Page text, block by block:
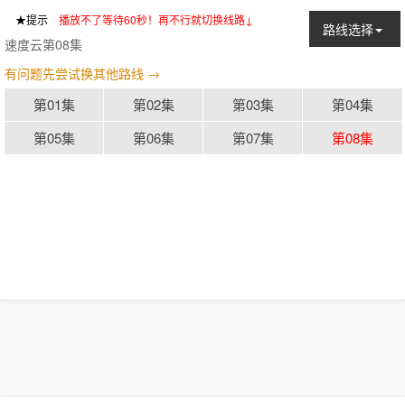
★提示 播放不了等待60秒！再不行就切换线路↓
路线选择
速度云第08集
有问题先尝试换其他路线 →
第01集 第02集 第03集
第04集
第05集
第06集 第07集 第08集